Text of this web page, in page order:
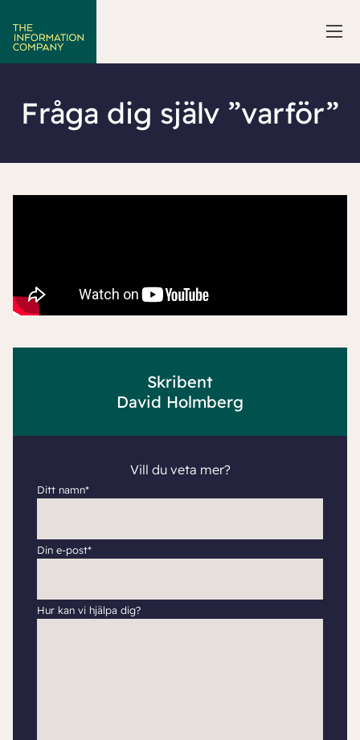
Fråga dig själv ”varför”
Skribent
David Holmberg
Vill du veta mer?
Ditt namn*
Din e-post*
Hur kan vi hjälpa dig?